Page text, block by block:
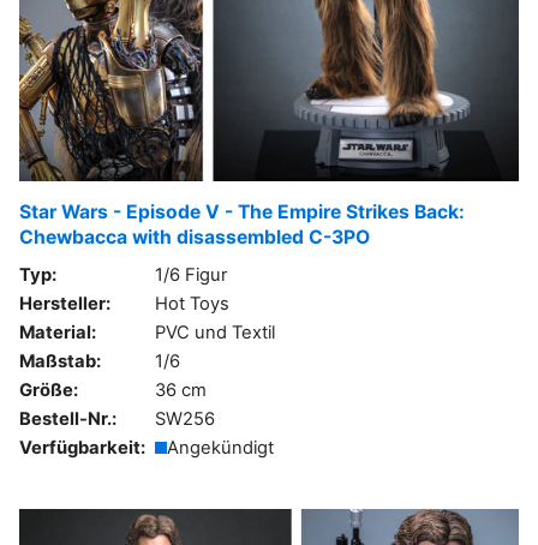
Star Wars - Episode V - The Empire Strikes Back:
Chewbacca with disassembled C-3PO
Typ:
1/6 Figur
Hersteller:
Hot Toys
Material:
PVC und Textil
Maßstab:
1/6
Größe:
36 cm
Bestell-Nr.:
SW256
Verfügbarkeit:
Angekündigt